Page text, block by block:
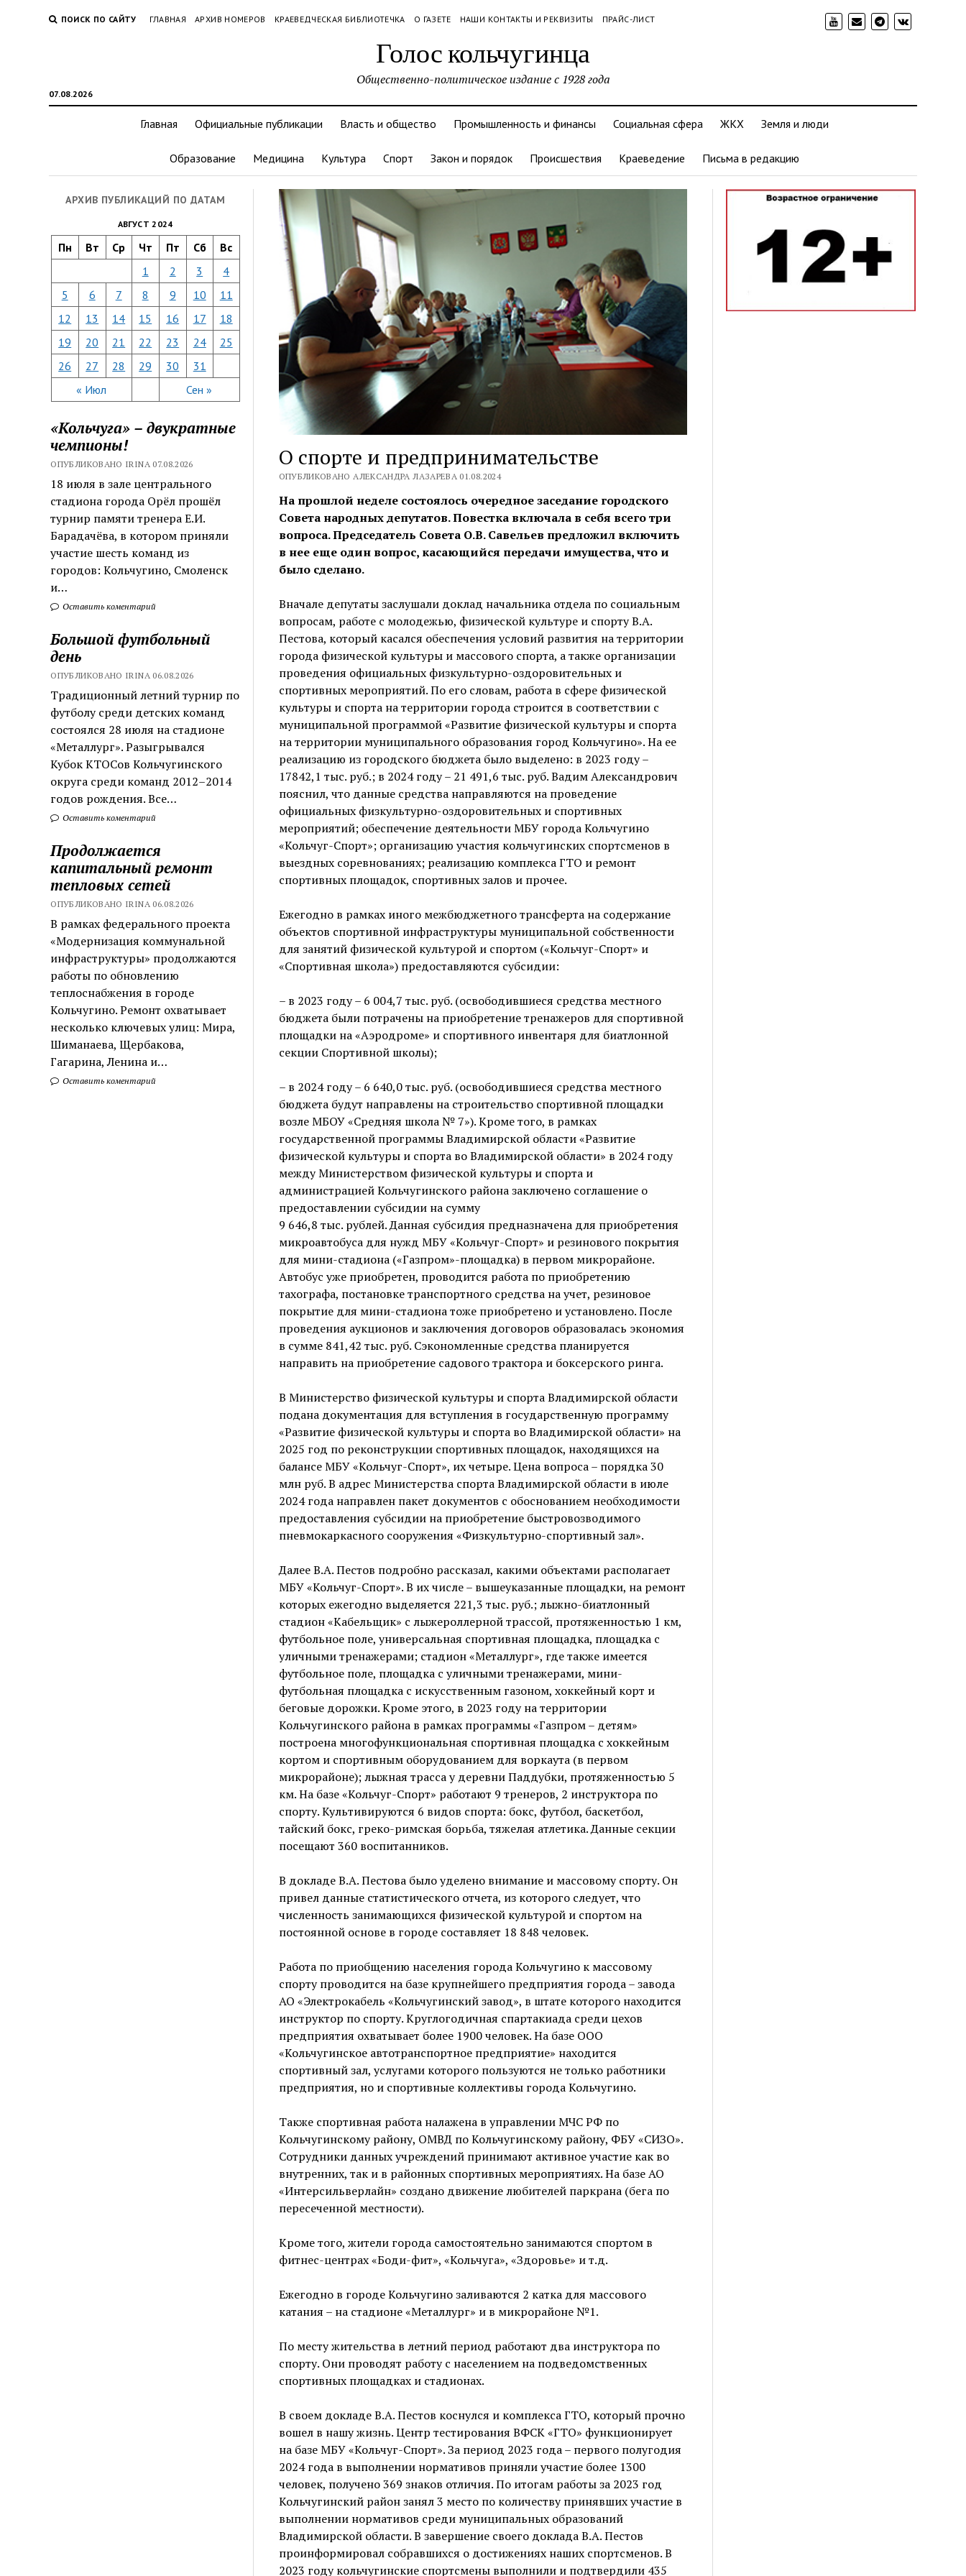
ПОИСК ПО САЙТУ ГЛАВНАЯ АРХИВ НОМЕРОВ КРАЕВЕДЧЕСКАЯ БИБЛИОТЕЧКА О ГАЗЕТЕ НАШИ КОНТАКТЫ И РЕКВИЗИТЫ ПРАЙС-ЛИСТ
Голос кольчугинца
07.08.2026
Общественно-политическое издание с 1928 года
Главная Официальные публикации Власть и общество Промышленность и финансы Социальная сфера ЖКХ Земля и люди
Образование Медицина Культура Спорт Закон и порядок Происшествия Краеведение Письма в редакцию
АРХИВ ПУБЛИКАЦИЙ ПО ДАТАМ
АВГУСТ 2024
Пн Вт Ср Чт Пт Сб Вс
« Июл Сен »
1 2 3
4
5
6 7 8 9 10
11
12
13 14 15 16 17
18
19
20 21 22 23 24
25
26
27 28 29 30 31
«Кольчуга» – двукратные
чемпионы!
ОПУБЛИКОВАНО IRINA 07.08.2026
18 июля в зале центрального
стадиона города Орёл прошёл
турнир памяти тренера Е.И.
Барадачёва, в котором приняли
участие шесть команд из
городов: Кольчугино, Смоленск
и…
Оставить коментарий
Большой футбольный
день
ОПУБЛИКОВАНО IRINA 06.08.2026
Традиционный летний турнир по
футболу среди детских команд
состоялся 28 июля на стадионе
«Металлург». Разыгрывался
Кубок КТОСов Кольчугинского
округа среди команд 2012–2014
годов рождения. Все…
Оставить коментарий
Продолжается
капитальный ремонт
тепловых сетей
ОПУБЛИКОВАНО IRINA 06.08.2026
В рамках федерального проекта
«Модернизация коммунальной
инфраструктуры» продолжаются
работы по обновлению
теплоснабжения в городе
Кольчугино. Ремонт охватывает
несколько ключевых улиц: Мира,
Шиманаева, Щербакова,
Гагарина, Ленина и…
Оставить коментарий
О спорте и предпринимательстве
ОПУБЛИКОВАНО АЛЕКСАНДРА ЛАЗАРЕВА 01.08.2024
На прошлой неделе состоялось очередное заседание городского
Совета народных депутатов. Повестка включала в себя всего три
вопроса. Председатель Совета О.В. Савельев предложил включить
в нее еще один вопрос, касающийся передачи имущества, что и
было сделано.
Вначале депутаты заслушали доклад начальника отдела по социальным
вопросам, работе с молодежью, физической культуре и спорту В.А.
Пестова, который касался обеспечения условий развития на территории
города физической культуры и массового спорта, а также организации
проведения официальных физкультурно-оздоровительных и
спортивных мероприятий. По его словам, работа в сфере физической
культуры и спорта на территории города строится в соответствии с
муниципальной программой «Развитие физической культуры и спорта
на территории муниципального образования город Кольчугино». На ее
реализацию из городского бюджета было выделено: в 2023 году –
17842,1 тыс. руб.; в 2024 году – 21 491,6 тыс. руб. Вадим Александрович
пояснил, что данные средства направляются на проведение
официальных физкультурно-оздоровительных и спортивных
мероприятий; обеспечение деятельности МБУ города Кольчугино
«Кольчуг-Спорт»; организацию участия кольчугинских спортсменов в
выездных соревнованиях; реализацию комплекса ГТО и ремонт
спортивных площадок, спортивных залов и прочее.
Ежегодно в рамках иного межбюджетного трансферта на содержание
объектов спортивной инфраструктуры муниципальной собственности
для занятий физической культурой и спортом («Кольчуг-Спорт» и
«Спортивная школа») предоставляются субсидии:
– в 2023 году – 6 004,7 тыс. руб. (освободившиеся средства местного
бюджета были потрачены на приобретение тренажеров для спортивной
площадки на «Аэродроме» и спортивного инвентаря для биатлонной
секции Спортивной школы);
– в 2024 году – 6 640,0 тыс. руб. (освободившиеся средства местного
бюджета будут направлены на строительство спортивной площадки
возле МБОУ «Средняя школа № 7»). Кроме того, в рамках
государственной программы Владимирской области «Развитие
физической культуры и спорта во Владимирской области» в 2024 году
между Министерством физической культуры и спорта и
администрацией Кольчугинского района заключено соглашение о
предоставлении субсидии на сумму
9 646,8 тыс. рублей. Данная субсидия предназначена для приобретения
микроавтобуса для нужд МБУ «Кольчуг-Спорт» и резинового покрытия
для мини-стадиона («Газпром»-площадка) в первом микрорайоне.
Автобус уже приобретен, проводится работа по приобретению
тахографа, постановке транспортного средства на учет, резиновое
покрытие для мини-стадиона тоже приобретено и установлено. После
проведения аукционов и заключения договоров образовалась экономия
в сумме 841,42 тыс. руб. Сэкономленные средства планируется
направить на приобретение садового трактора и боксерского ринга.
В Министерство физической культуры и спорта Владимирской области
подана документация для вступления в государственную программу
«Развитие физической культуры и спорта во Владимирской области» на
2025 год по реконструкции спортивных площадок, находящихся на
балансе МБУ «Кольчуг-Спорт», их четыре. Цена вопроса – порядка 30
млн руб. В адрес Министерства спорта Владимирской области в июле
2024 года направлен пакет документов с обоснованием необходимости
предоставления субсидии на приобретение быстровозводимого
пневмокаркасного сооружения «Физкультурно-спортивный зал».
Далее В.А. Пестов подробно рассказал, какими объектами располагает
МБУ «Кольчуг-Спорт». В их числе – вышеуказанные площадки, на ремонт
которых ежегодно выделяется 221,3 тыс. руб.; лыжно-биатлонный
стадион «Кабельщик» с лыжероллерной трассой, протяженностью 1 км,
футбольное поле, универсальная спортивная площадка, площадка с
уличными тренажерами; стадион «Металлург», где также имеется
футбольное поле, площадка с уличными тренажерами, мини-
футбольная площадка с искусственным газоном, хоккейный корт и
беговые дорожки. Кроме этого, в 2023 году на территории
Кольчугинского района в рамках программы «Газпром – детям»
построена многофункциональная спортивная площадка с хоккейным
кортом и спортивным оборудованием для воркаута (в первом
микрорайоне); лыжная трасса у деревни Паддубки, протяженностью 5
км. На базе «Кольчуг-Спорт» работают 9 тренеров, 2 инструктора по
спорту. Культивируются 6 видов спорта: бокс, футбол, баскетбол,
тайский бокс, греко-римская борьба, тяжелая атлетика. Данные секции
посещают 360 воспитанников.
В докладе В.А. Пестова было уделено внимание и массовому спорту. Он
привел данные статистического отчета, из которого следует, что
численность занимающихся физической культурой и спортом на
постоянной основе в городе составляет 18 848 человек.
Работа по приобщению населения города Кольчугино к массовому
спорту проводится на базе крупнейшего предприятия города – завода
АО «Электрокабель «Кольчугинский завод», в штате которого находится
инструктор по спорту. Круглогодичная спартакиада среди цехов
предприятия охватывает более 1900 человек. На базе ООО
«Кольчугинское автотранспортное предприятие» находится
спортивный зал, услугами которого пользуются не только работники
предприятия, но и спортивные коллективы города Кольчугино.
Также спортивная работа налажена в управлении МЧС РФ по
Кольчугинскому району, ОМВД по Кольчугинскому району, ФБУ «СИЗО».
Сотрудники данных учреждений принимают активное участие как во
внутренних, так и в районных спортивных мероприятиях. На базе АО
«Интерсильверлайн» создано движение любителей паркрана (бега по
пересеченной местности).
Кроме того, жители города самостоятельно занимаются спортом в
фитнес-центрах «Боди-фит», «Кольчуга», «Здоровье» и т.д.
Ежегодно в городе Кольчугино заливаются 2 катка для массового
катания – на стадионе «Металлург» и в микрорайоне №1.
По месту жительства в летний период работают два инструктора по
спорту. Они проводят работу с населением на подведомственных
спортивных площадках и стадионах.
В своем докладе В.А. Пестов коснулся и комплекса ГТО, который прочно
вошел в нашу жизнь. Центр тестирования ВФСК «ГТО» функционирует
на базе МБУ «Кольчуг-Спорт». За период 2023 года – первого полугодия
2024 года в выполнении нормативов приняли участие более 1300
человек, получено 369 знаков отличия. По итогам работы за 2023 год
Кольчугинский район занял 3 место по количеству принявших участие в
выполнении нормативов среди муниципальных образований
Владимирской области. В завершение своего доклада В.А. Пестов
проинформировал собравшихся о достижениях наших спортсменов. В
2023 году кольчугинские спортсмены выполнили и подтвердили 435